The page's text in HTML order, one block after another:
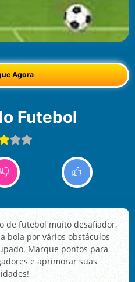
Agora
Futebol
de futebol muito desafiador,
bola por vários obstáculos
Marque pontos para
e aprimorar suas